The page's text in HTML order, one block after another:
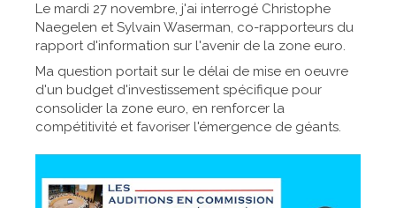
Le mardi 27 novembre, j'ai interrogé Christophe
Naegelen et Sylvain Waserman, co-rapporteurs du
rapport d'information sur l'avenir de la zone euro.
Ma question portait sur le délai de mise en oeuvre
d'un budget d'investissement spécifique pour
consolider la zone euro, en renforcer la
compétitivité et favoriser l'émergence de géants.